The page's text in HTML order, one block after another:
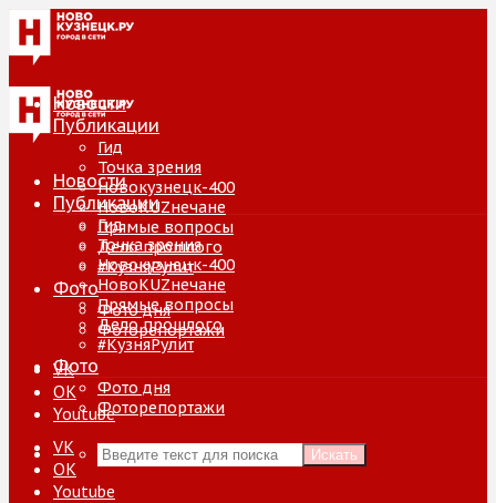
Новости
Публикации
Гид
Точка зрения
Новокузнецк-400
НовоKUZнечане
Прямые вопросы
Дело прошлого
#КузняРулит
Фото
Фото дня
Фоторепортажи
VK
ОК
Youtube
Искать
Новости
Публикации
Гид
Точка зрения
Новокузнецк-400
НовоKUZнечане
Прямые вопросы
Дело прошлого
#КузняРулит
Фото
Фото дня
Фоторепортажи
VK
ОК
Youtube